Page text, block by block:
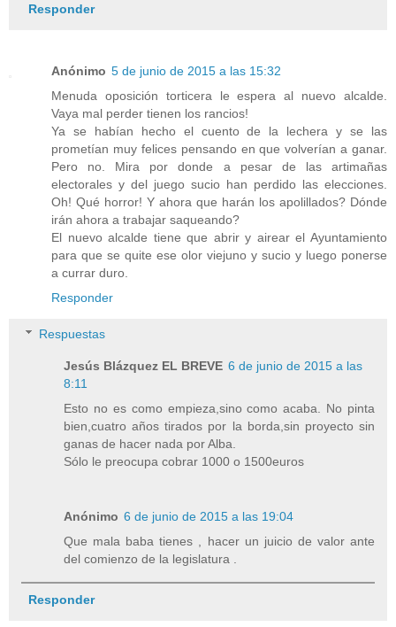
Responder
Anónimo 5 de junio de 2015 a las 15:32
Menuda oposición torticera le espera al nuevo alcalde.
Vaya mal perder tienen los rancios!
Ya se habían hecho el cuento de la lechera y se las
prometían muy felices pensando en que volverían a ganar.
Pero no. Mira por donde a pesar de las artimañas
electorales y del juego sucio han perdido las elecciones.
Oh! Qué horror! Y ahora que harán los apolillados? Dónde
irán ahora a trabajar saqueando?
El nuevo alcalde tiene que abrir y airear el Ayuntamiento
para que se quite ese olor viejuno y sucio y luego ponerse
a currar duro.
Responder
Respuestas
Jesús Blázquez EL BREVE 6 de junio de 2015 a las
8:11
Esto no es como empieza,sino como acaba. No pinta
bien,cuatro años tirados por la borda,sin proyecto sin
ganas de hacer nada por Alba.
Sólo le preocupa cobrar 1000 o 1500euros
Anónimo 6 de junio de 2015 a las 19:04
Que mala baba tienes , hacer un juicio de valor ante
del comienzo de la legislatura .
Responder